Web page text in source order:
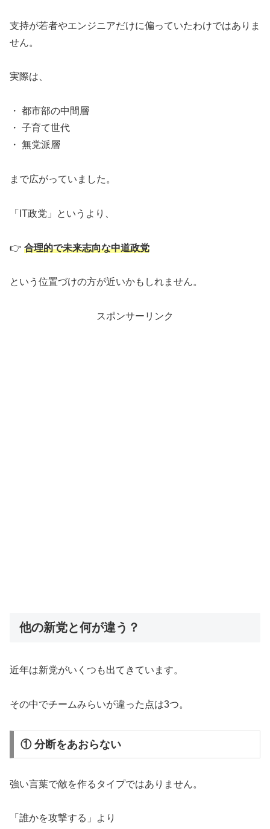
支持が若者やエンジニアだけに偏っていたわけではありま
せん。
実際は、
・ 都市部の中間層
・ 子育て世代
・ 無党派層
まで広がっていました。
「IT政党」というより、
👉 合理的で未来志向な中道政党
という位置づけの方が近いかもしれません。
スポンサーリンク
他の新党と何が違う？
近年は新党がいくつも出てきています。
その中でチームみらいが違った点は3つ。
① 分断をあおらない
強い言葉で敵を作るタイプではありません。
「誰かを攻撃する」より